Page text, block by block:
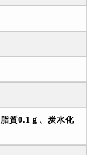
質0.1ｇ、炭水化